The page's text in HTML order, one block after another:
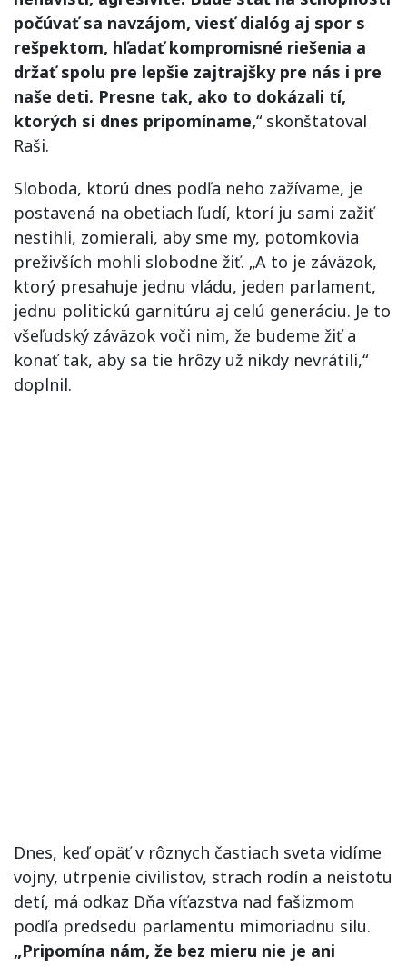
počúvať sa navzájom, viesť dialóg aj spor s
rešpektom, hľadať kompromisné riešenia a
držať spolu pre lepšie zajtrajšky pre nás i pre
naše deti. Presne tak, ako to dokázali tí,
ktorých si dnes pripomíname,“ skonštatoval
Raši.
Sloboda, ktorú dnes podľa neho zažívame, je
postavená na obetiach ľudí, ktorí ju sami zažiť
nestihli, zomierali, aby sme my, potomkovia
preživších mohli slobodne žiť. „A to je záväzok,
ktorý presahuje jednu vládu, jeden parlament,
jednu politickú garnitúru aj celú generáciu. Je to
všeľudský záväzok voči nim, že budeme žiť a
konať tak, aby sa tie hrôzy už nikdy nevrátili,“
doplnil.
Dnes, keď opäť v rôznych častiach sveta vidíme
vojny, utrpenie civilistov, strach rodín a neistotu
detí, má odkaz Dňa víťazstva nad fašizmom
podľa predsedu parlamentu mimoriadnu silu.
„Pripomína nám, že bez mieru nie je ani